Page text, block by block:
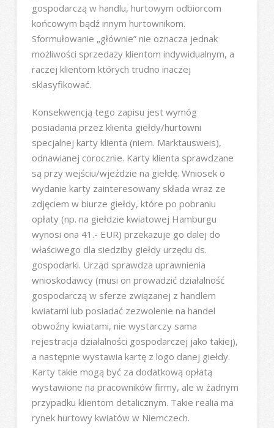
gospodarczą w handlu, hurtowym odbiorcom
końcowym bądź innym hurtownikom.
Sformułowanie „głównie” nie oznacza jednak
możliwości sprzedaży klientom indywidualnym, a
raczej klientom których trudno inaczej
sklasyfikować.
Konsekwencją tego zapisu jest wymóg
posiadania przez klienta giełdy/hurtowni
specjalnej karty klienta (niem. Marktausweis),
odnawianej corocznie. Karty klienta sprawdzane
są przy wejściu/wjeździe na giełdę. Wniosek o
wydanie karty zainteresowany składa wraz ze
zdjęciem w biurze giełdy, które po pobraniu
opłaty (np. na giełdzie kwiatowej Hamburgu
wynosi ona 41.- EUR) przekazuje go dalej do
właściwego dla siedziby giełdy urzędu ds.
gospodarki. Urząd sprawdza uprawnienia
wnioskodawcy (musi on prowadzić działalność
gospodarczą w sferze związanej z handlem
kwiatami lub posiadać zezwolenie na handel
obwoźny kwiatami, nie wystarczy sama
rejestracja działalności gospodarczej jako takiej),
a następnie wystawia kartę z logo danej giełdy.
Karty takie mogą być za dodatkową opłatą
wystawione na pracowników firmy, ale w żadnym
przypadku klientom detalicznym. Takie realia ma
rynek hurtowy kwiatów w Niemczech.